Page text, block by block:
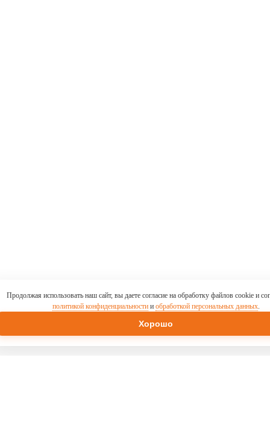
Продолжая использовать наш сайт, вы даете согласие на обработку файлов cookie и
политикой конфиденциальностии обработкой персональных данных.
Хорошо